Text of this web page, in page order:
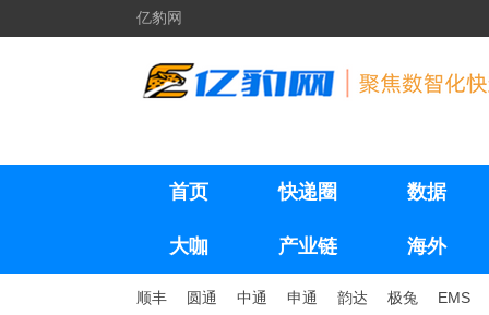
亿豹网
首页 快递圈 数据
大咖 产业链 海外
顺丰 圆通 中通 申通 韵达 极兔 EMS